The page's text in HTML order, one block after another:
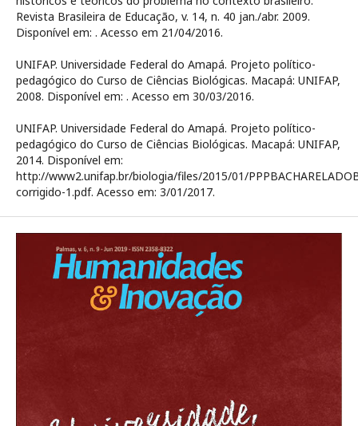
Revista Brasileira de Educação, v. 14, n. 40 jan./abr. 2009.
Disponível em: . Acesso em 21/04/2016.
UNIFAP. Universidade Federal do Amapá. Projeto político-
pedagógico do Curso de Ciências Biológicas. Macapá: UNIFAP,
2008. Disponível em: . Acesso em 30/03/2016.
UNIFAP. Universidade Federal do Amapá. Projeto político-
pedagógico do Curso de Ciências Biológicas. Macapá: UNIFAP,
2014. Disponível em:
http://www2.unifap.br/biologia/files/2015/01/
corrigido-1.pdf. Acesso em: 3/01/2017.